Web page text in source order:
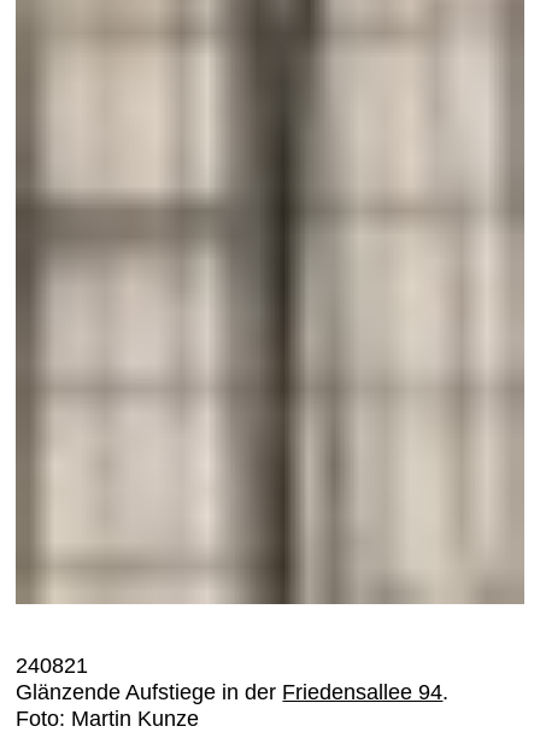
240821
Glänzende Aufstiege in der Friedensallee 94.
Foto: Martin Kunze